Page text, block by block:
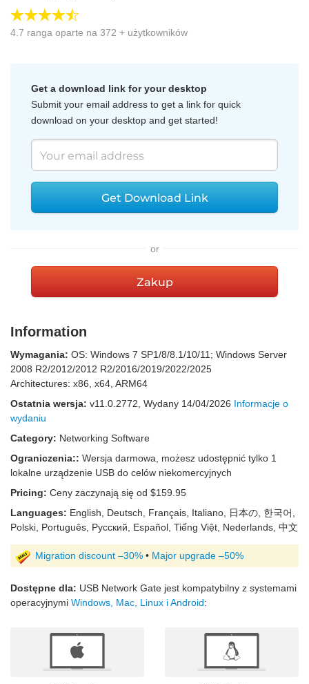
4.7 ranga oparte na 372 + użytkowników
Get a download link for your desktop
Submit your email address to get a link for quick
download on your desktop and get started!
Get Download Link
or
Zakup
Information
Wymagania: OS: Windows 7 SP1/8/8.1/10/11; Windows Server
2008 R2/2012/2012 R2/2016/2019/2022/2025
Architectures: x86, x64, ARM64
Ostatnia wersja: v11.0.2772, Wydany 14/04/2026 Informacje o
wydaniu
Category: Networking Software
Ograniczenia:: Wersja darmowa, możesz udostępnić tylko 1
lokalne urządzenie USB do celów niekomercyjnych
Pricing: Ceny zaczynają się od $159.95
Languages: English, Deutsch, Français, Italiano, 日本の, 한국어,
Polski, Português, Русский, Español, Tiếng Việt, Nederlands, 中文
Migration discount –30% • Major upgrade –50%
Dostępne dla: USB Network Gate jest kompatybilny z systemami
operacyjnymi Windows, Mac, Linux i Android: